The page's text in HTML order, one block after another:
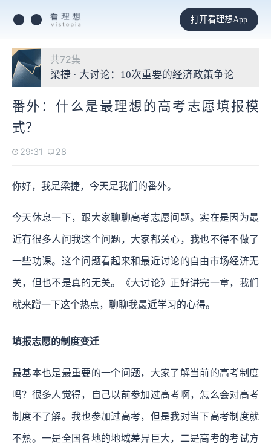
打开看理想App
共72集
梁捷 · 大讨论：10次重要的经济政策争论
番外：什么是最理想的高考志愿填报模
式？
29:31 28
你好，我是梁捷，今天是我们的番外。
今天休息一下，跟大家聊聊高考志愿问题。实在是因为最
近有很多人问我这个问题，大家都关心，我也不得不做了
一些功课。这个问题看起来和最近讨论的自由市场经济无
关，但也不是真的无关。《大讨论》正好讲完一章，我们
就来蹭一下这个热点，聊聊我最近学习的心得。
填报志愿的制度变迁
最基本也是最重要的一个问题，大家了解当前的高考制度
吗？很多人觉得，自己以前参加过高考啊，怎么会对高考
制度不了解。我也参加过高考，但是我对当下高考制度就
不熟。一是全国各地的地域差异巨大，二是高考的考试方